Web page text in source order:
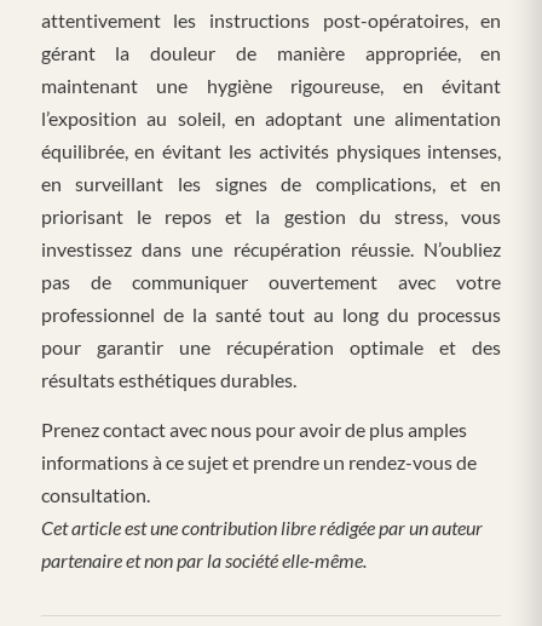
attentivement les instructions post-opératoires, en
gérant la douleur de manière appropriée, en
maintenant une hygiène rigoureuse, en évitant
l’exposition au soleil, en adoptant une alimentation
équilibrée, en évitant les activités physiques intenses,
en surveillant les signes de complications, et en
priorisant le repos et la gestion du stress, vous
investissez dans une récupération réussie. N’oubliez
pas de communiquer ouvertement avec votre
professionnel de la santé tout au long du processus
pour garantir une récupération optimale et des
résultats esthétiques durables.
Prenez contact avec nous pour avoir de plus amples
informations à ce sujet et prendre un rendez-vous de
consultation.
Cet article est une contribution libre rédigée par un auteur
partenaire et non par la société elle-même.